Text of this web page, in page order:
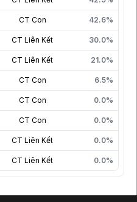
CT Con 42.6%
CT Liên Kết 30.0%
CT Liên Kết 21.0%
CT Con 6.5%
CT Con 0.0%
CT Con 0.0%
CT Liên Kết 0.0%
CT Liên Kết 0.0%